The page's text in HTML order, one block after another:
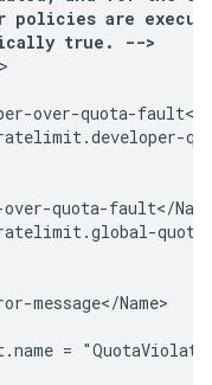
policies are
true. -->
over-quota-fault</
quota-fault</
message</Name>
=